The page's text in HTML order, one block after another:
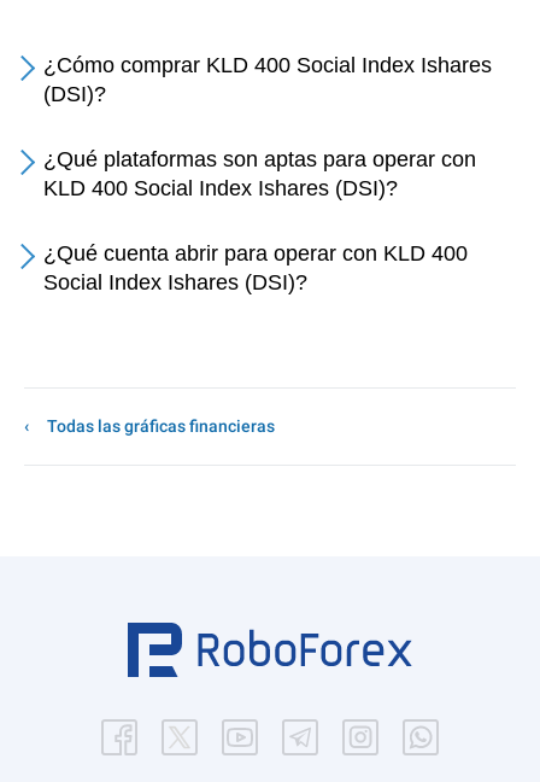
¿Cómo comprar KLD 400 Social Index Ishares
(DSI)?
¿Qué plataformas son aptas para operar con
KLD 400 Social Index Ishares (DSI)?
¿Qué cuenta abrir para operar con KLD 400
Social Index Ishares (DSI)?
Todas las gráficas financieras